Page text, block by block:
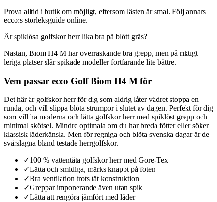
Prova alltid i butik om möjligt, eftersom lästen är smal. Följ annars
ecco:s storleksguide online.
Är spiklösa golfskor herr lika bra på blött gräs?
Nästan, Biom H4 M har överraskande bra grepp, men på riktigt
leriga platser slår spikade modeller fortfarande lite bättre.
Vem passar ecco Golf Biom H4 M för
Det här är golfskor herr för dig som aldrig låter vädret stoppa en
runda, och vill slippa blöta strumpor i slutet av dagen. Perfekt för dig
som vill ha moderna och lätta golfskor herr med spiklöst grepp och
minimal skötsel. Mindre optimala om du har breda fötter eller söker
klassisk läderkänsla. Men för regniga och blöta svenska dagar är de
svårslagna bland testade herrgolfskor.
✓100 % vattentäta golfskor herr med Gore-Tex
✓Lätta och smidiga, märks knappt på foten
✓Bra ventilation trots tät konstruktion
✓Greppar imponerande även utan spik
✓Lätta att rengöra jämfört med läder